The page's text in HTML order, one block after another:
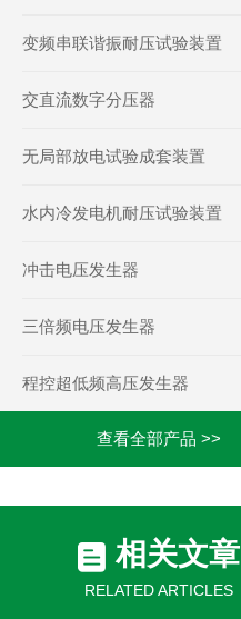
变频串联谐振耐压试验装置
交直流数字分压器
无局部放电试验成套装置
水内冷发电机耐压试验装置
冲击电压发生器
三倍频电压发生器
程控超低频高压发生器
查看全部产品 >>
相关文章
RELATED ARTICLES